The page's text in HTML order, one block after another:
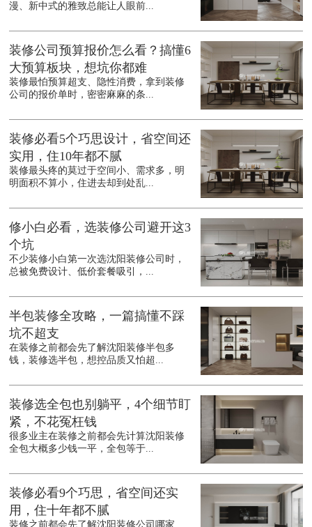
漫、新中式的雅致总能让人眼前...
装修公司预算报价怎么看？搞懂6
大预算板块，想坑你都难
装修最怕预算超支、隐性消费，拿到装修
公司的报价单时，密密麻麻的条...
装修必看5个巧思设计，省空间还
实用，住10年都不腻
装修最头疼的莫过于空间小、需求多，明
明面积不算小，住进去却到处乱...
修小白必看，选装修公司避开这3
个坑
不少装修小白第一次选沈阳装修公司时，
总被免费设计、低价套餐吸引，...
半包装修全攻略，一篇搞懂不踩
坑不超支
在装修之前都会先了解沈阳装修半包多
钱，装修选半包，想控品质又怕超...
装修选全包也别躺平，4个细节盯
紧，不花冤枉钱
很多业主在装修之前都会先计算沈阳装修
全包大概多少钱一平，全包等于...
装修必看9个巧思，省空间还实
用，住十年都不腻
装修之前都会先了解沈阳装修公司哪家